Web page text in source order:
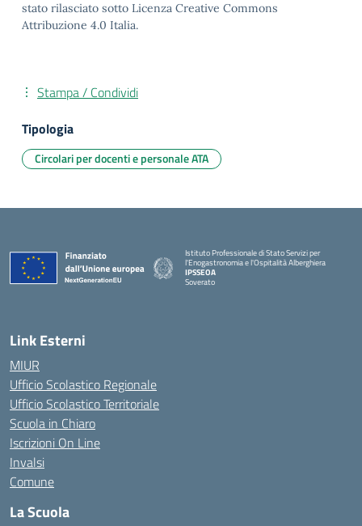
stato rilasciato sotto Licenza Creative Commons
Attribuzione 4.0 Italia.
Stampa / Condividi
Tipologia
Circolari per docenti e personale ATA
Istituto Professionale di Stato Servizi per
l'Enogastronomia e l'Ospitalità Alberghiera
IPSSEOA
Soverato
Link Esterni
MIUR
Ufficio Scolastico Regionale
Ufficio Scolastico Territoriale
Scuola in Chiaro
Iscrizioni On Line
Invalsi
Comune
La Scuola